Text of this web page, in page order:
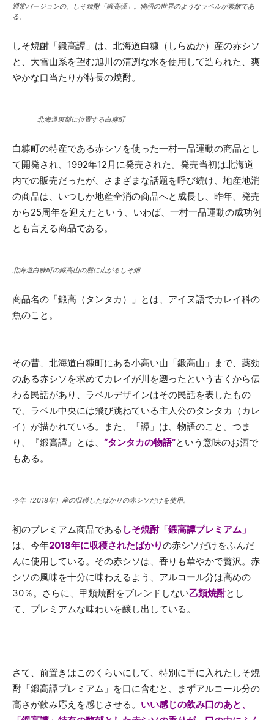
通常バージョンの、しそ焼酎「鍛高譚」。物語の世界のようなラベルが素敵であ
る。
しそ焼酎「鍛高譚」は、北海道白糠（しらぬか）産の赤シソ
と、大雪山系を望む旭川の清冽な水を使用して造られた、爽
やかな口当たりが特長の焼酎。
北海道東部に位置する白糠町
白糠町の特産である赤シソを使った一村一品運動の商品とし
て開発され、1992年12月に発売された。発売当初は北海道
内での販売だったが、さまざまな話題を呼び続け、地産地消
の商品は、いつしか地産全消の商品へと成長し、昨年、発売
から25周年を迎えたという、いわば、一村一品運動の成功例
とも言える商品である。
北海道白糠町の鍛高山の麓に広がるしそ畑
商品名の「鍛高（タンタカ）」とは、アイヌ語でカレイ科の
魚のこと。
その昔、北海道白糠町にある小高い山「鍛高山」まで、薬効
のある赤シソを求めてカレイが川を遡ったという古くから伝
わる民話があり、ラベルデザインはその民話を表したもの
で、ラベル中央には飛び跳ねている主人公のタンタカ（カレ
イ）が描かれている。また、「譚」は、物語のこと。つま
り、『鍛高譚』とは、 “タンタカの物語”という意味のお酒で
もある。
今年（2018年）産の収穫したばかりの赤シソだけを使用。
初のプレミアム商品である しそ焼酎「鍛高譚プレミアム」
は、今年2018年に収穫されたばかりの赤シソだけをふんだ
んに使用している。その赤シソは、香りも華やかで贅沢。赤
シソの風味を十分に味わえるよう、アルコール分は高めの
30％。さらに、甲類焼酎をブレンドしない乙類焼酎とし
て、プレミアムな味わいを醸し出している。
さて、前置きはこのくらいにして、特別に手に入れたしそ焼
酎「鍛高譚プレミアム」を口に含むと、まずアルコール分の
高さが飲み応えを感じさせる。 いい感じの飲み口のあと、